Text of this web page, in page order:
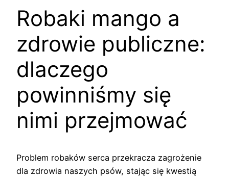
Robaki mango a
zdrowie publiczne:
dlaczego
powinniśmy się
nimi przejmować
Problem robaków serca przekracza zagrożenie
dla zdrowia naszych psów, stając się kwestią